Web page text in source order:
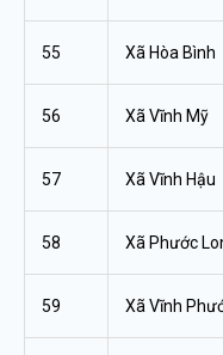
55 Xã Hòa Bình
56 Xã Vĩnh Mỹ
57 Xã Vĩnh Hậu
58 Xã Phước
59 Xã Vĩnh